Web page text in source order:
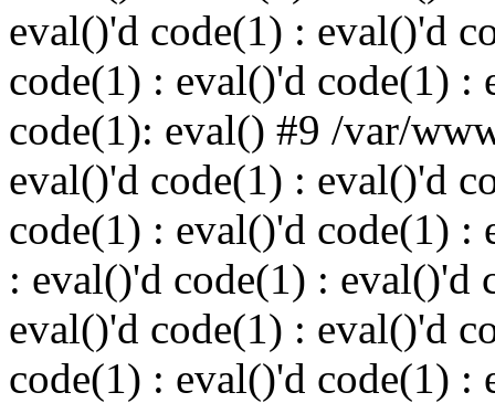
eval()'d code(1) : eval()'d
code(1) : eval()'d code(1) :
code(1): eval() #9 /var/
eval()'d code(1) : eval()'d
code(1) : eval()'d code(1) :
: eval()'d code(1) : eval()'d
eval()'d code(1) : eval()'d
code(1) : eval()'d code(1) :